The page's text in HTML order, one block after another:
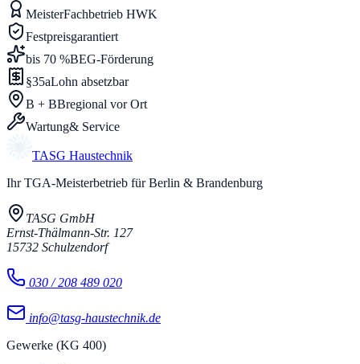
MeisterFachbetrieb HWK
Festpreisgarantiert
bis 70 %BEG-Förderung
§35aLohn absetzbar
B + BBregional vor Ort
Wartung& Service
TASG Haustechnik
Ihr TGA-Meisterbetrieb für Berlin & Brandenburg
TASG GmbH
Ernst-Thälmann-Str. 127
15732 Schulzendorf
030 / 208 489 020
info@tasg-haustechnik.de
Gewerke (KG 400)